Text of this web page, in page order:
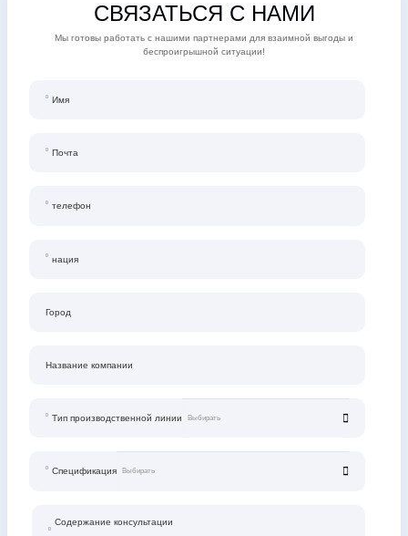
СВЯЗАТЬСЯ С НАМИ
Мы готовы работать с нашими партнерами для взаимной выгоды и
беспроигрышной ситуации!
Имя
Почта
телефон
нация
Город
Название компании
Тип производственной линии
Спецификация
Содержание консультации